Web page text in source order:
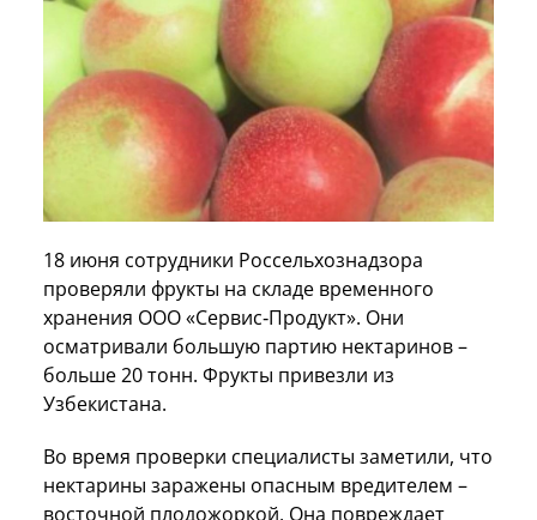
18 июня сотрудники Россельхознадзора
проверяли фрукты на складе временного
хранения ООО «Сервис‑Продукт». Они
осматривали большую партию нектаринов –
больше 20 тонн. Фрукты привезли из
Узбекистана.
Во время проверки специалисты заметили, что
нектарины заражены опасным вредителем –
восточной плодожоркой. Она повреждает